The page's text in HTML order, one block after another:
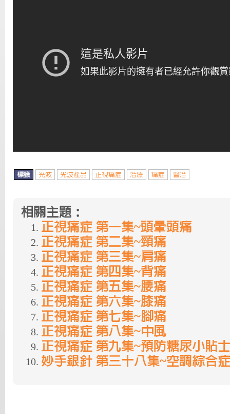
標籤 光波 光波產品 正視痛症 治療 痛症 醫治
相關主題：
正視痛症 第一集~頭暈頭痛
正視痛症 第二集~頸痛
正視痛症 第三集~肩痛
正視痛症 第四集~背痛
正視痛症 第五集~腰痛
正視痛症 第六集~膝痛
正視痛症 第七集~腳痛
正視痛症 第八集~中風
正視痛症 第九集~預防糖尿小貼士
妙手銀針 第三十八集~空調綜合症